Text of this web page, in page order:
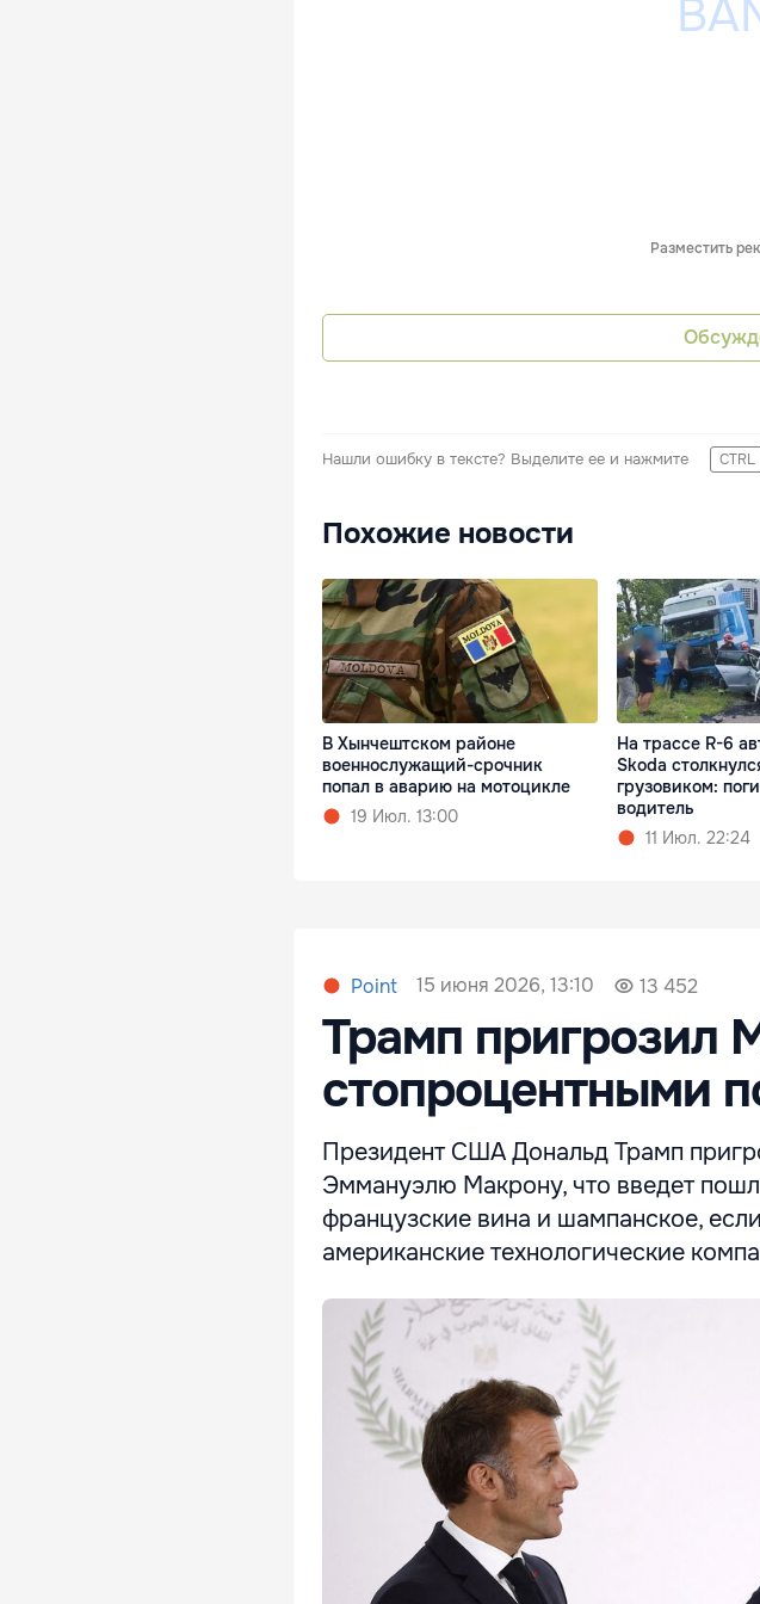
Разместить
Нашли ошибку в тексте? Выделите ее и нажмите CTRL
Похожие новости
В Хынчештском районе
военнослужащий-срочник
попал в аварию на мотоцикле
19 Июл. 13:00
На трассе R-6
Skoda
грузовиком:
водитель
11 Июл. 22:24
Point 15 июня 2026, 13:10 13 452
Трамп пригрозил
стопроцентными
Президент США Дональд Трамп
Эммануэлю Макрону, что введет
французские вина и шампанское,
американские технологические